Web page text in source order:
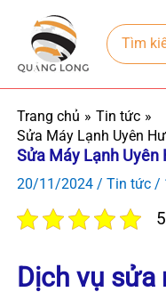
dung
Search
for:
Trang chủ
Tin tức
Sửa Máy Lạnh Uyên
Sửa Máy Lạnh Uyên
20/11/2024 / Tin tức/
Dịch vụ sửa